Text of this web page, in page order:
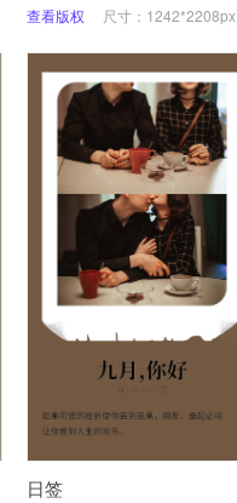
查看版权 尺寸：1242*2208px
日签